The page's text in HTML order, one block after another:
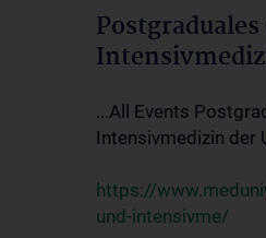
...All Events
Intensivmedizin der
https://
und-intensivme/